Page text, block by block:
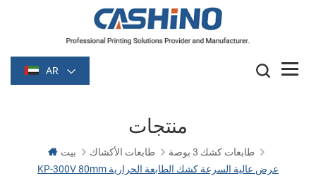
AR
منتجات
بيت طابعات الأكشاك
طابعات كشك 3 بوصة
KP-300V 80mm عرض عالية السرعة كشك الطابعة الحرارية